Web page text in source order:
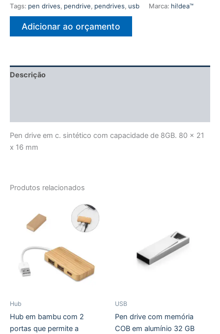
Tags: pen drives, pendrive, pendrives, usb Marca: hi!dea™
Adicionar ao orçamento
Descrição
Pen drive em c. sintético com capacidade de 8GB. 80 x 21
x 16 mm
Produtos relacionados
Hub
Hub em bambu com 2
portas que permite a
USB
Pen drive com memória
COB em alumínio 32 GB